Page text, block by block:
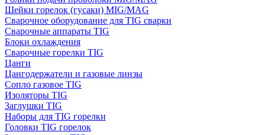
Шейки горелок (гусаки) MIG/MAG
Сварочное оборудование для TIG сварки
Сварочные аппараты TIG
Блоки охлаждения
Сварочные горелки TIG
Цанги
Цангодержатели и газовые линзы
Сопло газовое TIG
Изоляторы TIG
Заглушки TIG
Наборы для TIG горелки
Головки TIG горелок